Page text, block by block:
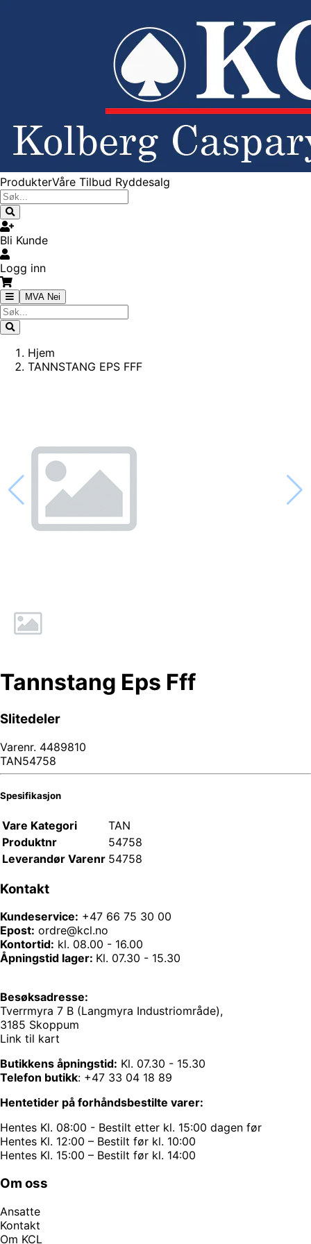
ProdukterVåre Tilbud Ryddesalg
Bli Kunde
Logg inn
MVA Nei
Hjem
TANNSTANG EPS FFF
Tannstang Eps Fff
Slitedeler
Varenr. 4489810
TAN54758
Spesifikasjon
Vare Kategori
TAN
Produktnr
54758
Leverandør Varenr 54758
Kontakt
Kundeservice: +47 66 75 30 00
Epost: ordre@kcl.no
Kontortid: kl. 08.00 - 16.00
Åpningstid lager: Kl. 07.30 - 15.30
Besøksadresse:
Tverrmyra 7 B (Langmyra Industriområde),
3185 Skoppum
Link til kart
Butikkens åpningstid: Kl. 07.30 - 15.30
Telefon butikk: +47 33 04 18 89
Hentetider på forhåndsbestilte varer:
Hentes Kl. 08:00 - Bestilt etter kl. 15:00 dagen før
Hentes Kl. 12:00 – Bestilt før kl. 10:00
Hentes Kl. 15:00 – Bestilt før kl. 14:00
Om oss
Ansatte
Kontakt
Om KCL